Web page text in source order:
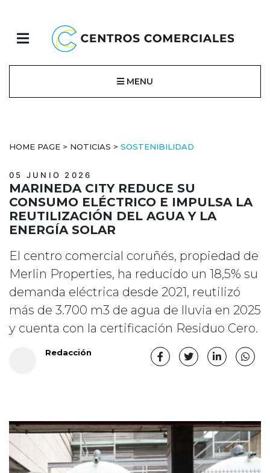
MENU
HOME PAGE > NOTICIAS > SOSTENIBILIDAD
05 JUNIO 2026
MARINEDA CITY REDUCE SU
CONSUMO ELÉCTRICO E IMPULSA LA
REUTILIZACIÓN DEL AGUA Y LA
ENERGÍA SOLAR
El centro comercial coruñés, propiedad de
Merlin Properties, ha reducido un 18,5% su
demanda eléctrica desde 2021, reutilizó
más de 3.700 m3 de agua de lluvia en 2025
y cuenta con la certificación Residuo Cero.
Redacción